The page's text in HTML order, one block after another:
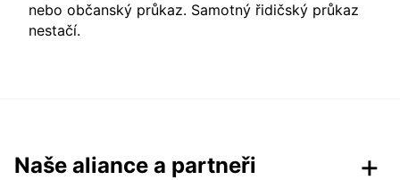
nebo občanský průkaz. Samotný řidičský průkaz
nestačí.
Naše aliance a partneři